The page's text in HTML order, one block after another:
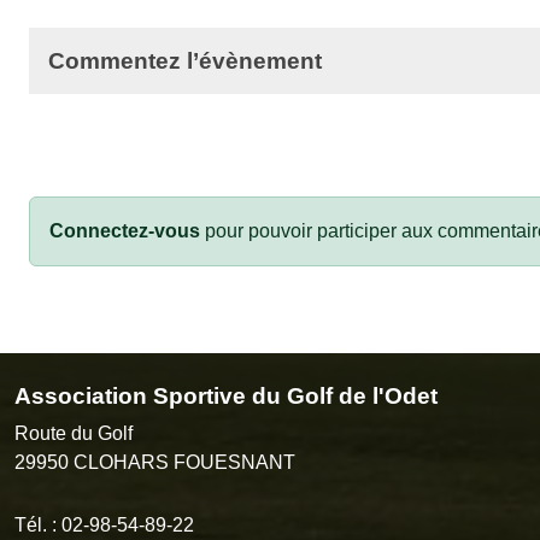
Commentez l’évènement
Connectez-vous pour pouvoir participer aux
Association Sportive du Golf de l'Odet
Route du Golf
29950 CLOHARS FOUESNANT
Tél. : 02-98-54-89-22